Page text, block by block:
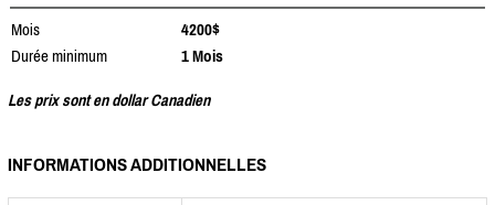
Mois
4200$
Durée minimum
1 Mois
Les prix sont en dollar Canadien
INFORMATIONS ADDITIONNELLES